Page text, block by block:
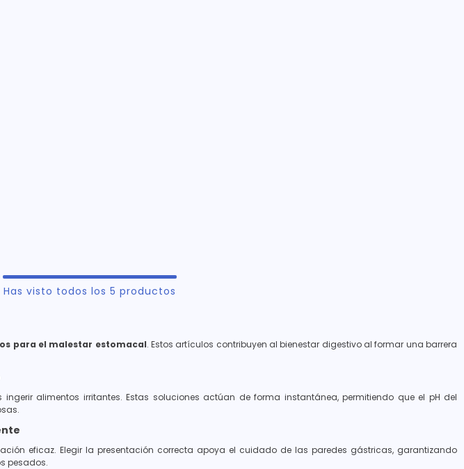
Has visto todos los5 productos
para el malestar estomacal. Estos artículos contribuyen al bienestar digestivo al formar una barrera
alimentos irritantes. Estas soluciones actúan de forma instantánea, permitiendo que el pH del
eficaz. Elegir la presentación correcta apoya el cuidado de las paredes gástricas, garantizando
pesados.